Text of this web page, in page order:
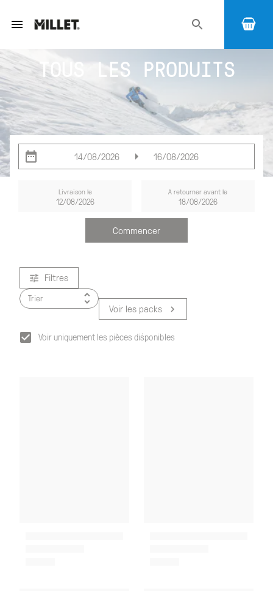
TOUS LES PRODUITS
14/08/2026 16/08/2026
Commencer
Livraison le
12/08/2026
A retourner avant le
18/08/2026
Filtres
Trier
Voir les packs
Voir uniquement les pièces disponibles